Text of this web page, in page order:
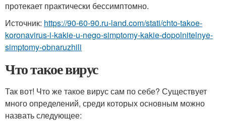
протекает практически бессимптомно.
Источник: https://90-60-90.ru-land.com/stati/chto-takoe-
koronavirus-i-kakie-u-nego-simptomy-kakie-dopolnitelnye-
simptomy-obnaruzhili
Что такое вирус
Так вот! Что же такое вирус сам по себе? Существует
много определений, среди которых основным можно
назвать следующее: